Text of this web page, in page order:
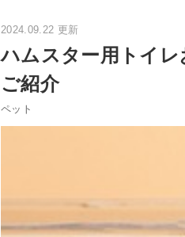
2024.09.22 更新
ハムスター用トイ
ご紹介
ペット